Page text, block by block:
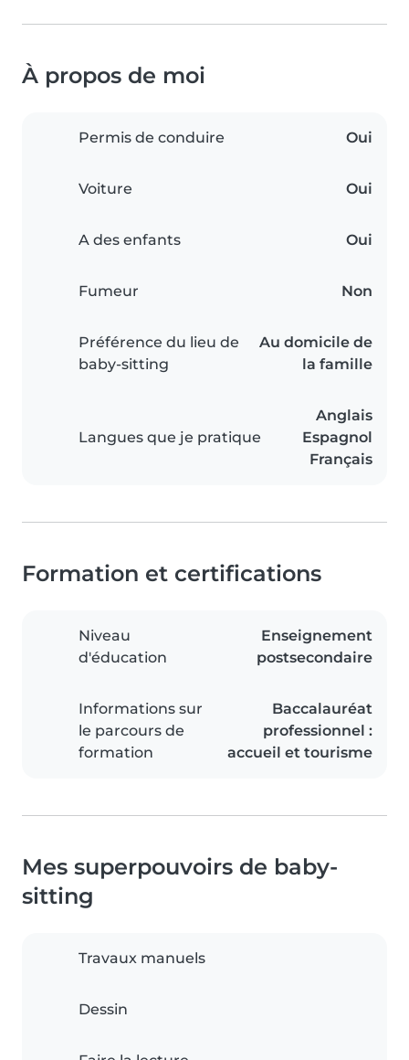
À propos de moi
Permis de conduire Oui
Voiture Oui
A des enfants Oui
Fumeur Non
Préférence du lieu de
baby-sitting
Au domicile de
la famille
Langues que je pratique
Anglais
Espagnol
Français
Formation et certifications
Niveau
d'éducation
Enseignement
postsecondaire
Informations sur
le parcours de
formation
Baccalauréat
professionnel :
accueil et tourisme
Mes superpouvoirs de baby-
sitting
Travaux manuels
Dessin